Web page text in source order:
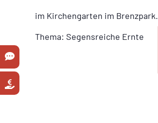
im Kirchengarten im Brenzpark.
Thema: Segensreiche Ernte